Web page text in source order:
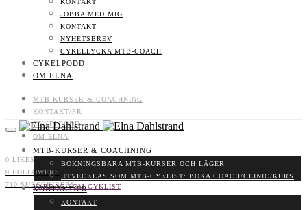
KONTAKT
JOBBA MED MIG
KONTAKT
NYHETSBREV
CYKELLYCKA MTB-COACH
CYKELPODD
OM ELNA
MTB-KURSER & COACHNING
KONTAKT/PR
CYKELPODD
OM ELNA
0 LIKES
0 FOLLOWERS
710 SUBSCRIBERS
MTB-KURSER & COACHNING
BOKNINGSBARA MTB-KURSER OCH LÄGER
UTVECKLAS SOM MTB-CYKLIST: BOKA COACH/CLINIC/KURS
KONTAKT/PR
KONTAKT
VARDAG SOM CYKLIST